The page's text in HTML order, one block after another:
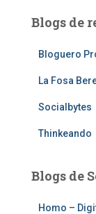
Blogs de
Bloguero
La Fosa
Socialbytes
Thinkeando
Blogs de
Homo –